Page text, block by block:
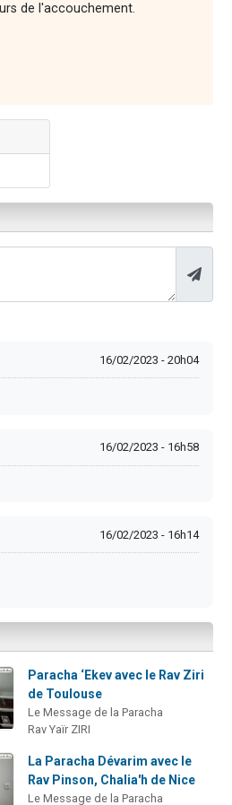
de l'accouchement.
16/02/2023 - 20h04
16/02/2023 - 16h58
16/02/2023 - 16h14
Paracha ‘Ekev avec le Rav Ziri
de Toulouse
Le Message de la Paracha
Rav Yaïr ZIRI
La Paracha Dévarim avec le
Rav Pinson, Chalia'h de Nice
Le Message de la Paracha